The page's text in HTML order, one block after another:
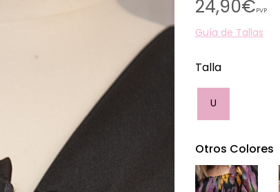
24,90€PVP
Guía de Tallas
Talla
U
Otros Colores